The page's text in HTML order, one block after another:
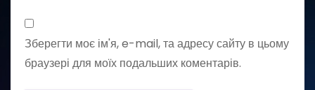
Зберегти моє ім'я, e-mail, та адресу сайту в цьому
браузері для моїх подальших коментарів.